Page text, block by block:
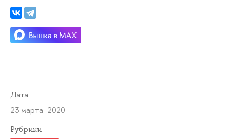
Дата
23 марта 2020
Рубрики